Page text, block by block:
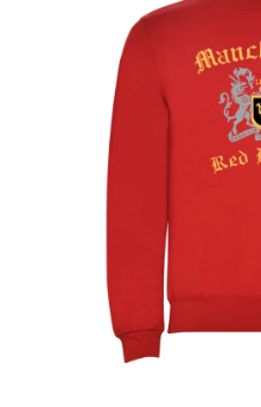
hviezdičiek.